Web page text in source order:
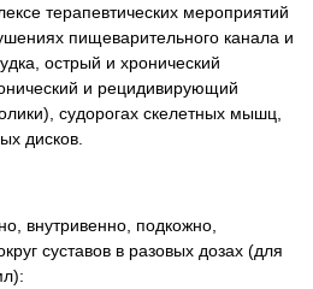
терапевтических мероприятий
пищеварительного канала и
острый и хронический
и рецидивирующий
судорогах скелетных мышц,
дисков.
внутривенно, подкожно,
суставов в разовых дозах (для